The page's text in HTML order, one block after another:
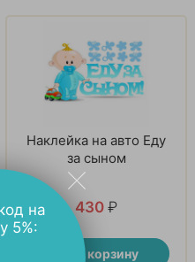
Наклейка на авто Еду
за сыном
430 ₽
В корзину
на
5%: